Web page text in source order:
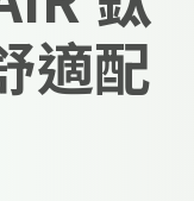
適配